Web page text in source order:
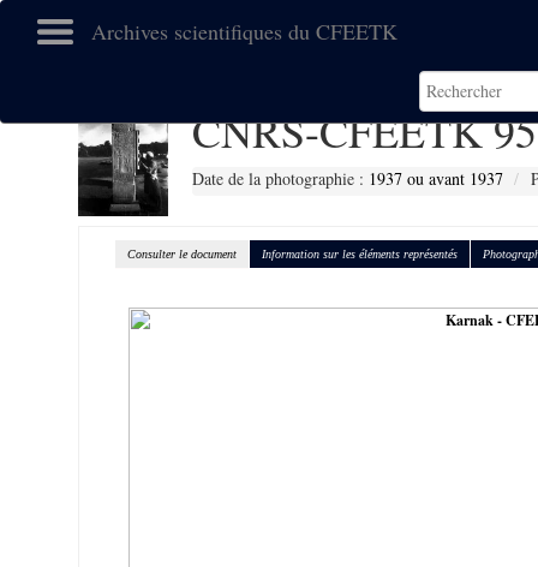
Archives scientifiques du CFEETK
CNRS-CFEETK
Date de la photographie : 1937 ou avant 1937
Consulter le document Information sur les éléments représentés